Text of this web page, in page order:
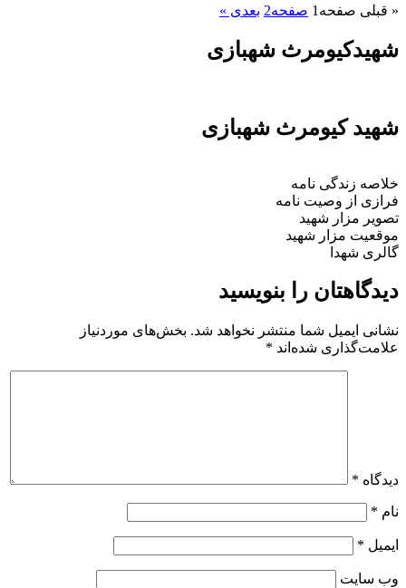
1 صفحه2 بعدی »
شهبازی
شهبازی
نامه
نامه
شهید
شهید
را بنویسید
شما منتشر نخواهد شد.
بخش‌های موردنیاز
شده‌اند*